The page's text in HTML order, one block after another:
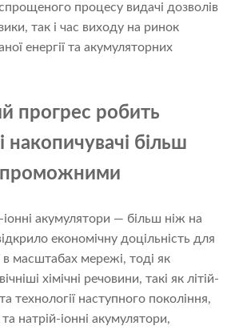
процесу видачі дозволів
так і час виходу на ринок
енергії та акумуляторних
прогрес робить
накопичувачі більш
іонні акумулятори — більш ніж на
економічну доцільність для
в масштабах мережі, тоді як
хімічні речовини, такі як літій-
технології наступного покоління,
та натрій-іонні акумулятори,